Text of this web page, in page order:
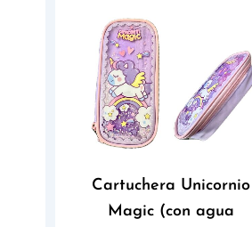
Cartuchera Unicornio
Magic (con agua